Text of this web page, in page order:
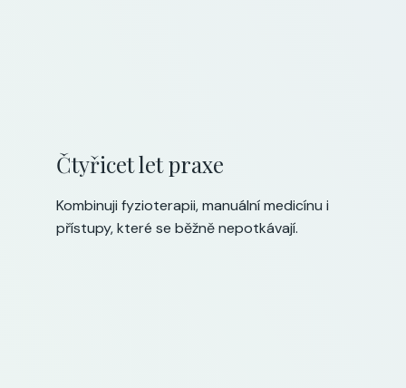
Čtyřicet let praxe
Kombinuji fyzioterapii, manuální medicínu i
přístupy, které se běžně nepotkávají.